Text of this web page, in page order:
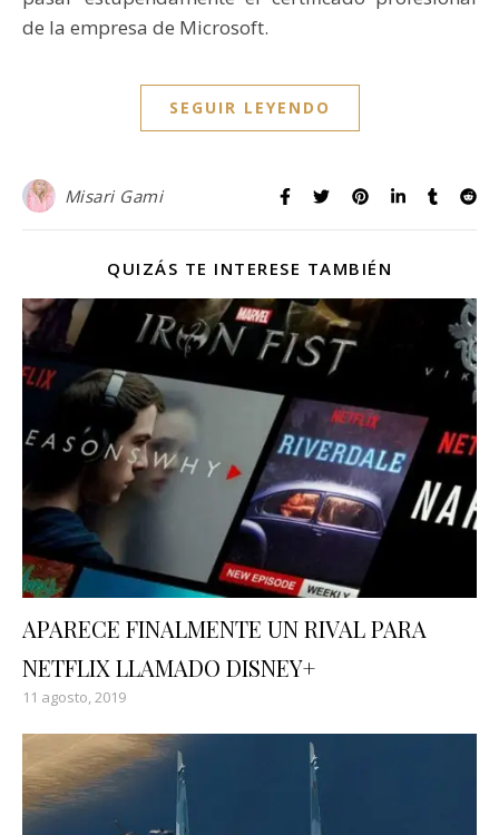
de la empresa de Microsoft.
SEGUIR LEYENDO
Misari Gami
QUIZÁS TE INTERESE TAMBIÉN
APARECE FINALMENTE UN RIVAL PARA
NETFLIX LLAMADO DISNEY+
11 agosto, 2019